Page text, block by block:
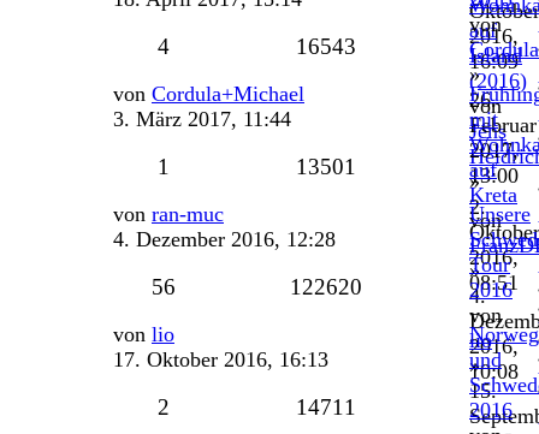
Oktober
2016,
16:09
auf
Island
(2016)
von
Jens
»
2.
Oktober
2016,
08:51
von
»
26.
Februar
2017,
13:00
4Antworten 16543
Letzter
Beitrag
von Cordula+Michael
3. März 2017, 11:44
mit
auf
Kreta
von
»
4.
2016,
10:08
1 13501
Letzter
Beitrag
von ran-muc
4. Dezember 2016, 12:28
Unsere
Tour
2016
von
lio
»
15.
56 122620
Letzter
Beitrag
von lio
17. Oktober 2016, 16:13
und
2016
2 14711